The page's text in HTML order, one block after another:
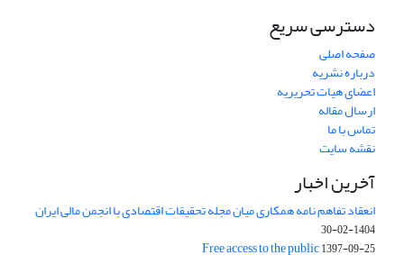
دسترسی سریع
صفحه اصلی
درباره نشریه
اعضای هیات تحریریه
ارسال مقاله
تماس با ما
نقشه سایت
آخرین اخبار
انعقاد تفاهم نامه همکاری میان مجله تحقیقات اقتصادی با انجمن مالی ایران
1404-02-30
Free access to the public1397-09-25